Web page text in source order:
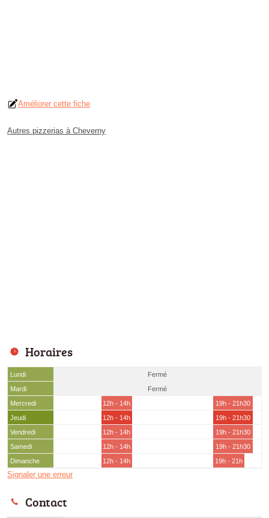
Améliorer cette fiche
Autres pizzerias à Cheverny
Horaires
Lundi
Fermé
Mardi
Fermé
Mercredi
12h - 14h
19h - 21h30
Jeudi
12h - 14h
19h - 21h30
Vendredi
12h - 14h
19h - 21h30
Samedi
12h - 14h
19h - 21h30
Dimanche
12h - 14h 19h - 21h
Signaler une erreur
Contact